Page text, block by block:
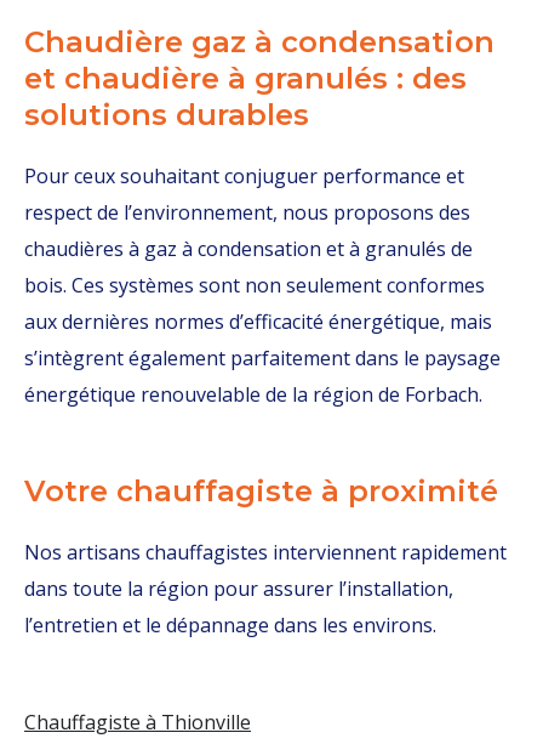
Chaudière gaz à condensation
et chaudière à granulés : des
solutions durables
Pour ceux souhaitant conjuguer performance et
respect de l’environnement, nous proposons des
chaudières à gaz à condensation et à granulés de
bois. Ces systèmes sont non seulement conformes
aux dernières normes d’efficacité énergétique, mais
s’intègrent également parfaitement dans le paysage
énergétique renouvelable de la région de Forbach.
Votre chauffagiste à proximité
Nos artisans chauffagistes interviennent rapidement
dans toute la région pour assurer l’installation,
l’entretien et le dépannage dans les environs.
Chauffagiste à Thionville